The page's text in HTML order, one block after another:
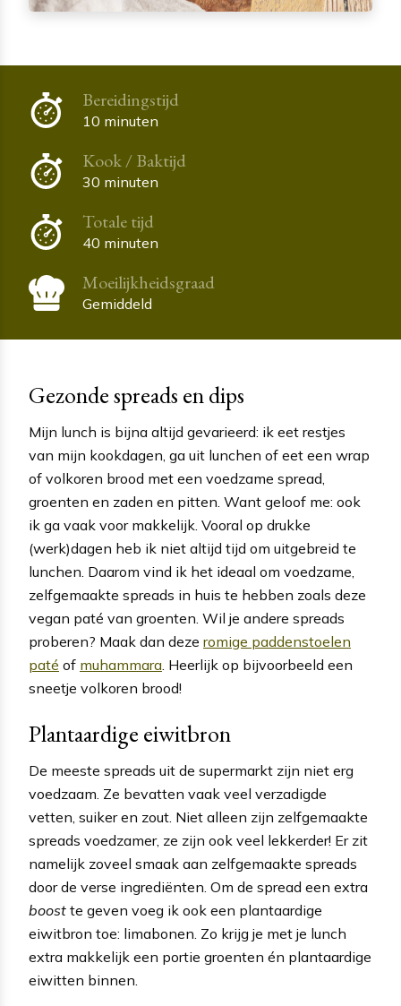
Bereidingstijd
10 minuten
Kook / Baktijd
30 minuten
Totale tijd
40 minuten
Moeilijkheidsgraad
Gemiddeld
Gezonde spreads en dips
Mijn lunch is bijna altijd gevarieerd: ik eet restjes
van mijn kookdagen, ga uit lunchen of eet een wrap
of volkoren brood met een voedzame spread,
groenten en zaden en pitten. Want geloof me: ook
ik ga vaak voor makkelijk. Vooral op drukke
(werk)dagen heb ik niet altijd tijd om uitgebreid te
lunchen. Daarom vind ik het ideaal om voedzame,
zelfgemaakte spreads in huis te hebben zoals deze
vegan paté van groenten. Wil je andere spreads
proberen? Maak dan deze romige paddenstoelen
paté of muhammara. Heerlijk op bijvoorbeeld een
sneetje volkoren brood!
Plantaardige eiwitbron
De meeste spreads uit de supermarkt zijn niet erg
voedzaam. Ze bevatten vaak veel verzadigde
vetten, suiker en zout. Niet alleen zijn zelfgemaakte
spreads voedzamer, ze zijn ook veel lekkerder! Er zit
namelijk zoveel smaak aan zelfgemaakte spreads
door de verse ingrediënten. Om de spread een extra
boost te geven voeg ik ook een plantaardige
eiwitbron toe: limabonen. Zo krijg je met je lunch
extra makkelijk een portie groenten én plantaardige
eiwitten binnen.